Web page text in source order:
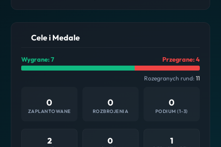
Cele i Medale
Wygrane: 7 Przegrane: 4
Rozegranych rund: 11
0
ZAPLANTOWANE
0
ROZBROJENIA
0
PODIUM (1-3)
2 0 1